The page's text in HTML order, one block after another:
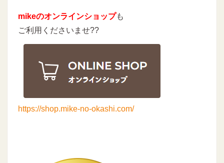
mikeのオンラインショップも
ご利用くださいませ??
https://shop.mike-no-okashi.com/